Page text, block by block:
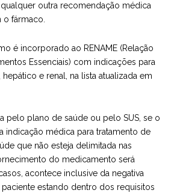
outra recomendação médica
o fármaco.
é incorporado ao RENAME (Relação
Essenciais) com indicações para
e renal, na lista atualizada em
pelo plano de saúde ou pelo SUS, se o
indicação médica para tratamento de
que não esteja delimitada nas
do medicamento será
acontece inclusive da negativa
estando dentro dos requisitos